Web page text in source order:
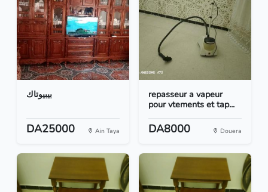
بيبيوتاك
DA25000 Ain Taya
repasseur a vapeur
pour vtements et tap...
DA8000 Douera